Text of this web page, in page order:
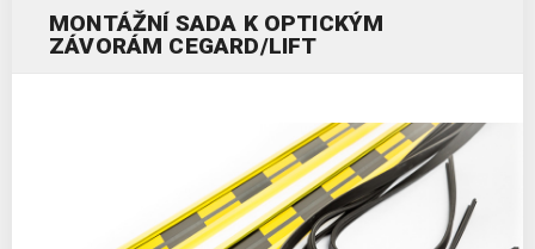
MONTÁŽNÍ SADA K OPTICKÝM
ZÁVORÁM CEGARD/LIFT